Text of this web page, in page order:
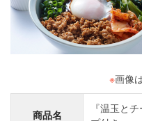
※画像
商品名
『温玉と